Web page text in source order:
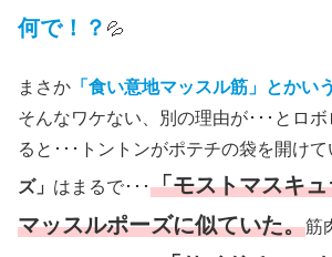
何で！？ 💦
まさか 「食い意地マッスル筋」とかい
そんなワケない、別の理由が･･･とロ
ると･･･トントンがポテチの袋を開け
ズ」 はまるで･･･「モストマスキ
マッスルポーズに似ていた。筋